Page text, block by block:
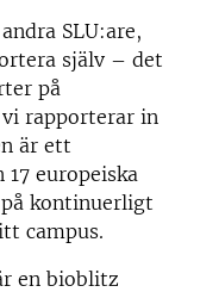
SLU:are,
själv – det
på
rapporterar in
är ett
europeiska
kontinuerligt
campus.
en bioblitz